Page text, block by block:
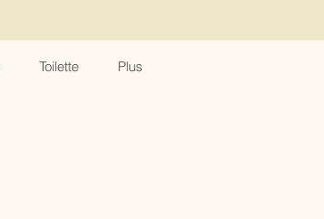
Toilette Plus